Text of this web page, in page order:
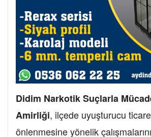
Didim Narkotik Suçlarla
Amirliği, ilçede uyuşturucu
önlenmesine yönelik